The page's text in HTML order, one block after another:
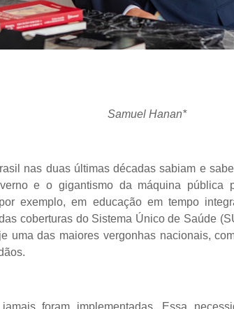
Samuel Hanan*
nas duas últimas décadas sabiam e
e o gigantismo da máquina pública
exemplo, em educação em tempo
coberturas do Sistema Único de Saúde
uma das maiores vergonhas nacionais,
foram implementadas. Essa